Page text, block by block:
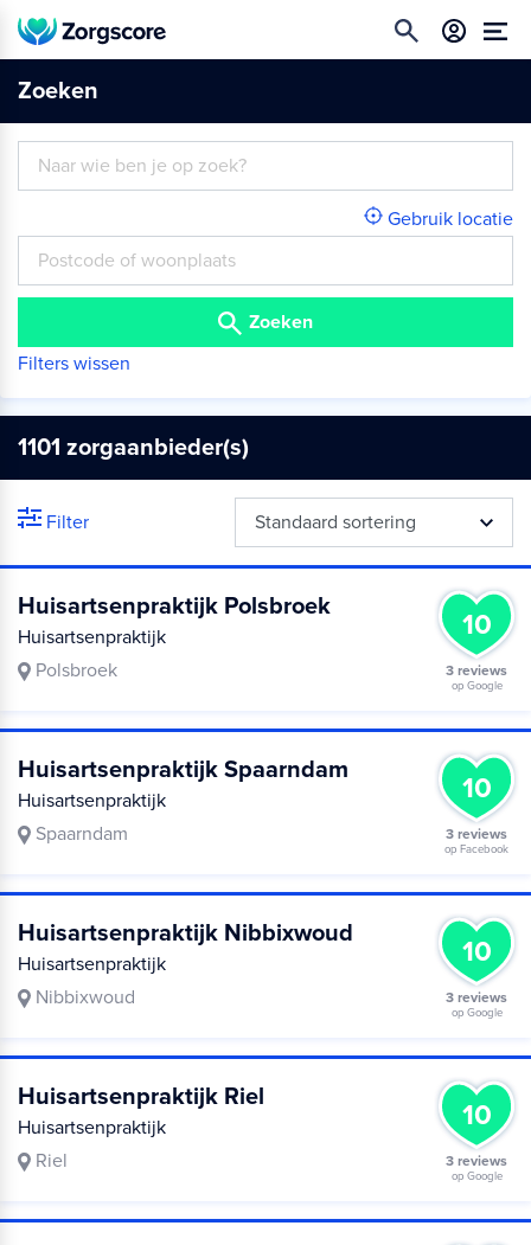
Zoeken
Gebruik locatie
Zoeken
Filters wissen
1101 zorgaanbieder(s)
Filter
Huisartsenpraktijk Polsbroek
Huisartsenpraktijk
Polsbroek
10
3 reviews
op Google
Huisartsenpraktijk Spaarndam
Huisartsenpraktijk
Spaarndam
10
3 reviews
op Facebook
Huisartsenpraktijk Nibbixwoud
Huisartsenpraktijk
Nibbixwoud
10
3 reviews
op Google
Huisartsenpraktijk Riel
Huisartsenpraktijk
Riel
10
3 reviews
op Google